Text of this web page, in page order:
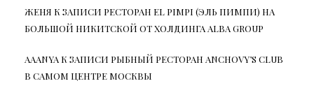
ЖЕНЯ К ЗАПИСИ РЕСТОРАН EL PIMPI (ЭЛЬ ПИМПИ) НА
БОЛЬШОЙ НИКИТСКОЙ ОТ ХОЛДИНГА ALBA GROUP
AAANYAК ЗАПИСИ РЫБНЫЙ РЕСТОРАН ANCHOVY’S CLUB
В САМОМ ЦЕНТРЕ МОСКВЫ